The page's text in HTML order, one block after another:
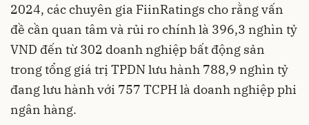
2024, các chuyên gia FiinRatings cho rằng vấn
đề cần quan tâm và rủi ro chính là 396,3 nghìn tỷ
VND đến từ 302 doanh nghiệp bất động sản
trong tổng giá trị TPDN lưu hành 788,9 nghìn tỷ
đang lưu hành với 757 TCPH là doanh nghiệp phi
ngân hàng.